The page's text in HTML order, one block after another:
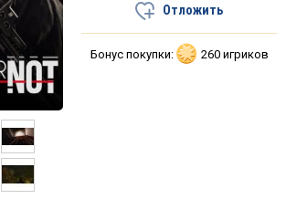
Отложить
Бонус покупки: 260 игриков